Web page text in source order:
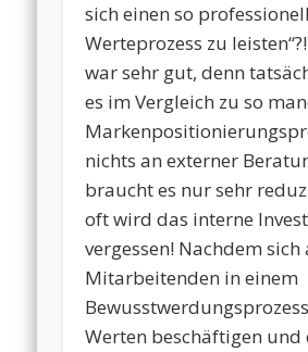
sich einen so
Werteprozess zu
war sehr gut, denn
es im Vergleich zu so
nichts an externer
braucht es nur sehr
oft wird das interne
vergessen! Nachdem sich
Mitarbeitenden in einem
Werten beschäftigen und